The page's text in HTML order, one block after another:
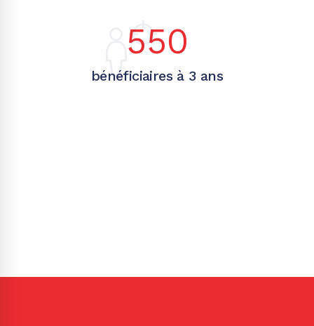
550
bénéficiaires à 3 ans